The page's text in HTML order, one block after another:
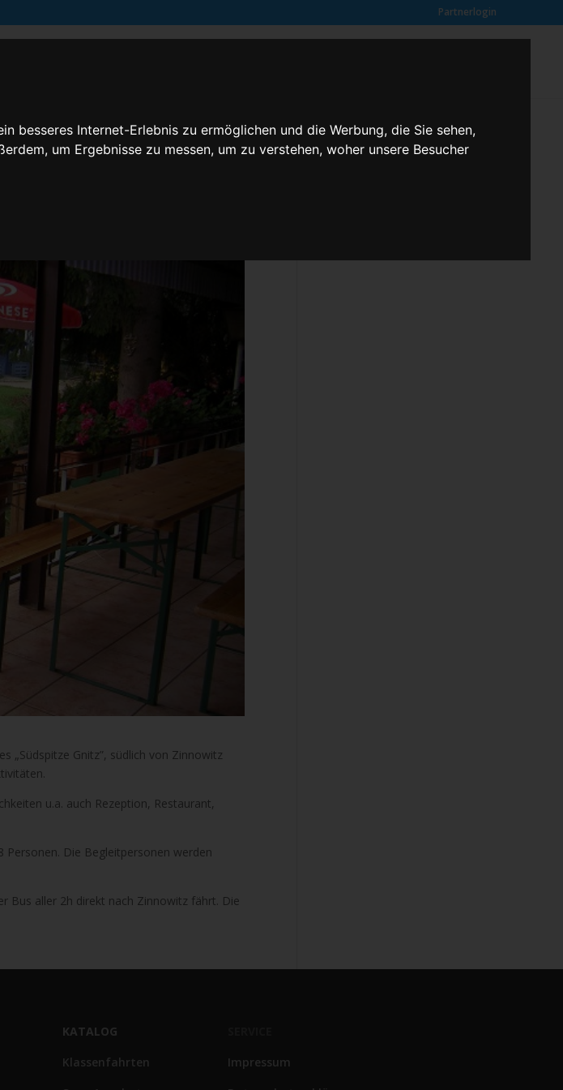
besseres Internet-Erlebnis zu ermöglichen und die Werbung, die Sie sehen,
um Ergebnisse zu messen, um zu verstehen, woher unsere Besucher
Partnerlogin
„Südspitze Gnitz”, südlich von Zinnowitz
u.a. auch Rezeption, Restaurant,
Die Begleitpersonen werden
Bus aller 2h direkt nach Zinnowitz fährt. Die
Klassenfahrten – 2,3 butterfly
KATALOG
Klassenfahrten
Impressum